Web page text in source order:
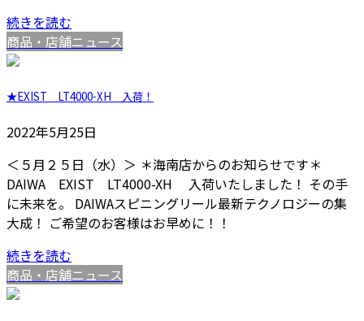
続きを読む
商品・店舗ニュース
★EXIST LT4000-XH 入荷！
2022年5月25日
＜５月２５日（水）＞ ＊海南店からのお知らせです＊
DAIWA EXIST LT4000-XH 入荷いたしました！ その手
に未来を。 DAIWAスピニングリール最新テクノロジーの集
大成！ ご希望のお客様はお早めに！！
続きを読む
商品・店舗ニュース